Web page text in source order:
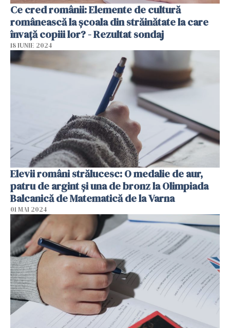
Ce cred românii: Elemente de cultură
românească la școala din străinătate la care
învață copiii lor? - Rezultat sondaj
18 IUNIE 2024
Elevii români strălucesc: O medalie de aur,
patru de argint şi una de bronz la Olimpiada
Balcanică de Matematică de la Varna
01 MAI 2024